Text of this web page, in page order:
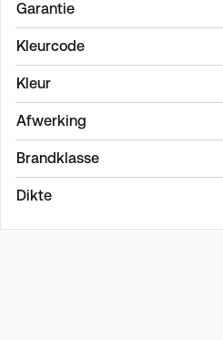
Garantie
Kleurcode
Kleur
Afwerking
Brandklasse
Dikte